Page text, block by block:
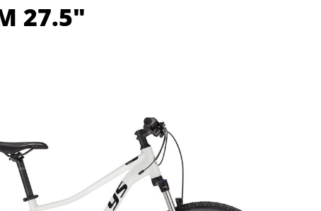
27.5"